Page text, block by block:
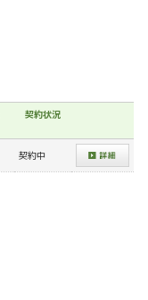
契約状況
契約中